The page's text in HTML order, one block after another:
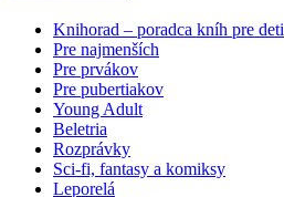
Knihorad – poradca kníh pre deti
Pre najmenších
Pre prvákov
Pre pubertiakov
Young Adult
Beletria
Rozprávky
Sci-fi, fantasy a komiksy
Leporelá